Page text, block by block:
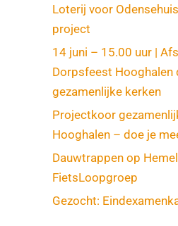
Loterij voor
project
14 juni – 15.00 uur |
Dorpsfeest Hooghalen
gezamenlijke kerken
Projectkoor
Hooghalen – doe je
Dauwtrappen op
FietsLoopgroep
Gezocht: